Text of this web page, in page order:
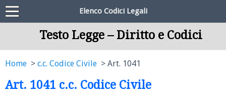
Elenco Codici Legali
Testo Legge – Diritto e Codici
Home c.c. Codice Civile Art. 1041
Art. 1041 c.c. Codice Civile